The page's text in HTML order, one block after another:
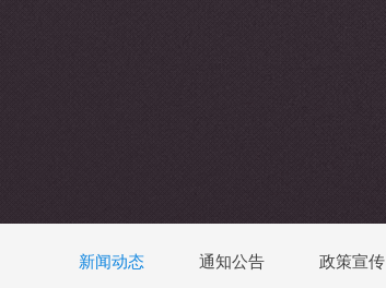
新闻动态 通知公告 政策宣传